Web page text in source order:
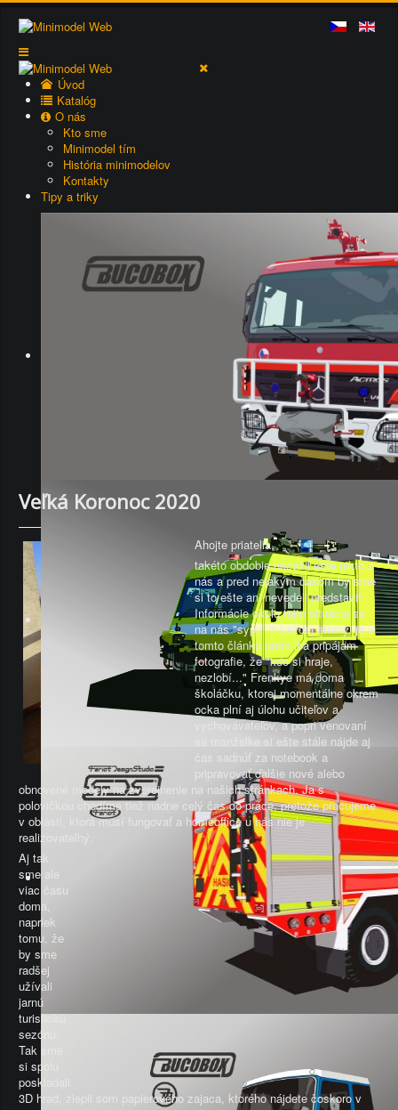
Úvod
Katalóg
O nás
Kto sme
Minimodel tím
História minimodelov
Kontakty
Tipy a triky
Veľká Koronoc 2020
Ahojte priatelia,
takéto obdobie nezažil ešte nikto z
nás a pred nejakým časom by sme
si to ešte ani nevedeli predstaviť.
Informácie okolo tejto situácie sa
na nás "sypú" z každej strany, ja v
tomto článku preto iba pripájam
fotografie, že "kdo si hraje,
nezlobí..." Frenkye má doma
školáčku, ktorej momentálne okrem
ocka plní aj úlohu učiteľov a
vychovávateľov, a popri venovaní
sa manželke si ešte stále nájde aj
čas sadnúť za notebook a
pripravovať ďalšie nové alebo
obnovené modely na zverejnenie na našich stránkach. Ja s
polovičkou chodíme tiež riadne celý čas do práce, pretože pracujeme
v oblasti, ktorá musí fungovať a homeoffice u nás nie je
realizovateľný.
Aj tak
sme ale
viac času
doma,
napriek
tomu, že
by sme
radšej
užívali
jarnú
turistickú
sezónu.
Tak sme
si spolu
poskladali
3D hrad, zlepil som papierového zajaca, ktorého nájdete čoskoro v